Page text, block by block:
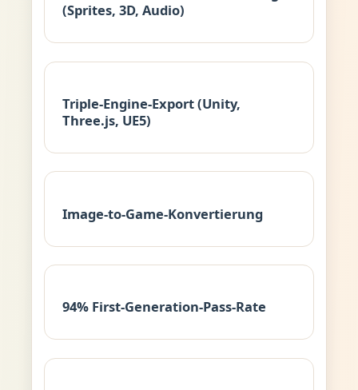
(Sprites, 3D, Audio)
Triple-Engine-Export (Unity,
Three.js, UE5)
Image-to-Game-Konvertierung
94% First-Generation-Pass-Rate